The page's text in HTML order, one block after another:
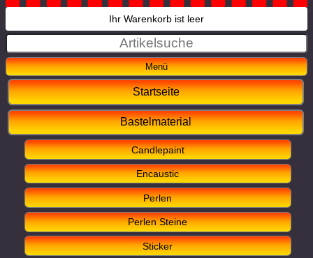
Startseite
Bastelmaterial
Candlepaint
Encaustic
Perlen
Perlen Steine
Sticker
Ihr Warenkorb ist leer